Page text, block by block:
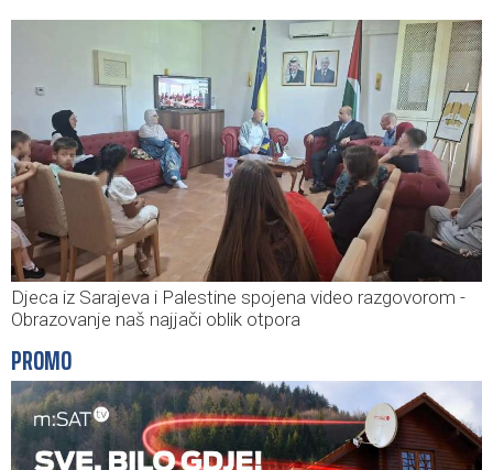
Djeca iz Sarajeva i Palestine spojena video razgovorom -
Obrazovanje naš najjači oblik otpora
PROMO